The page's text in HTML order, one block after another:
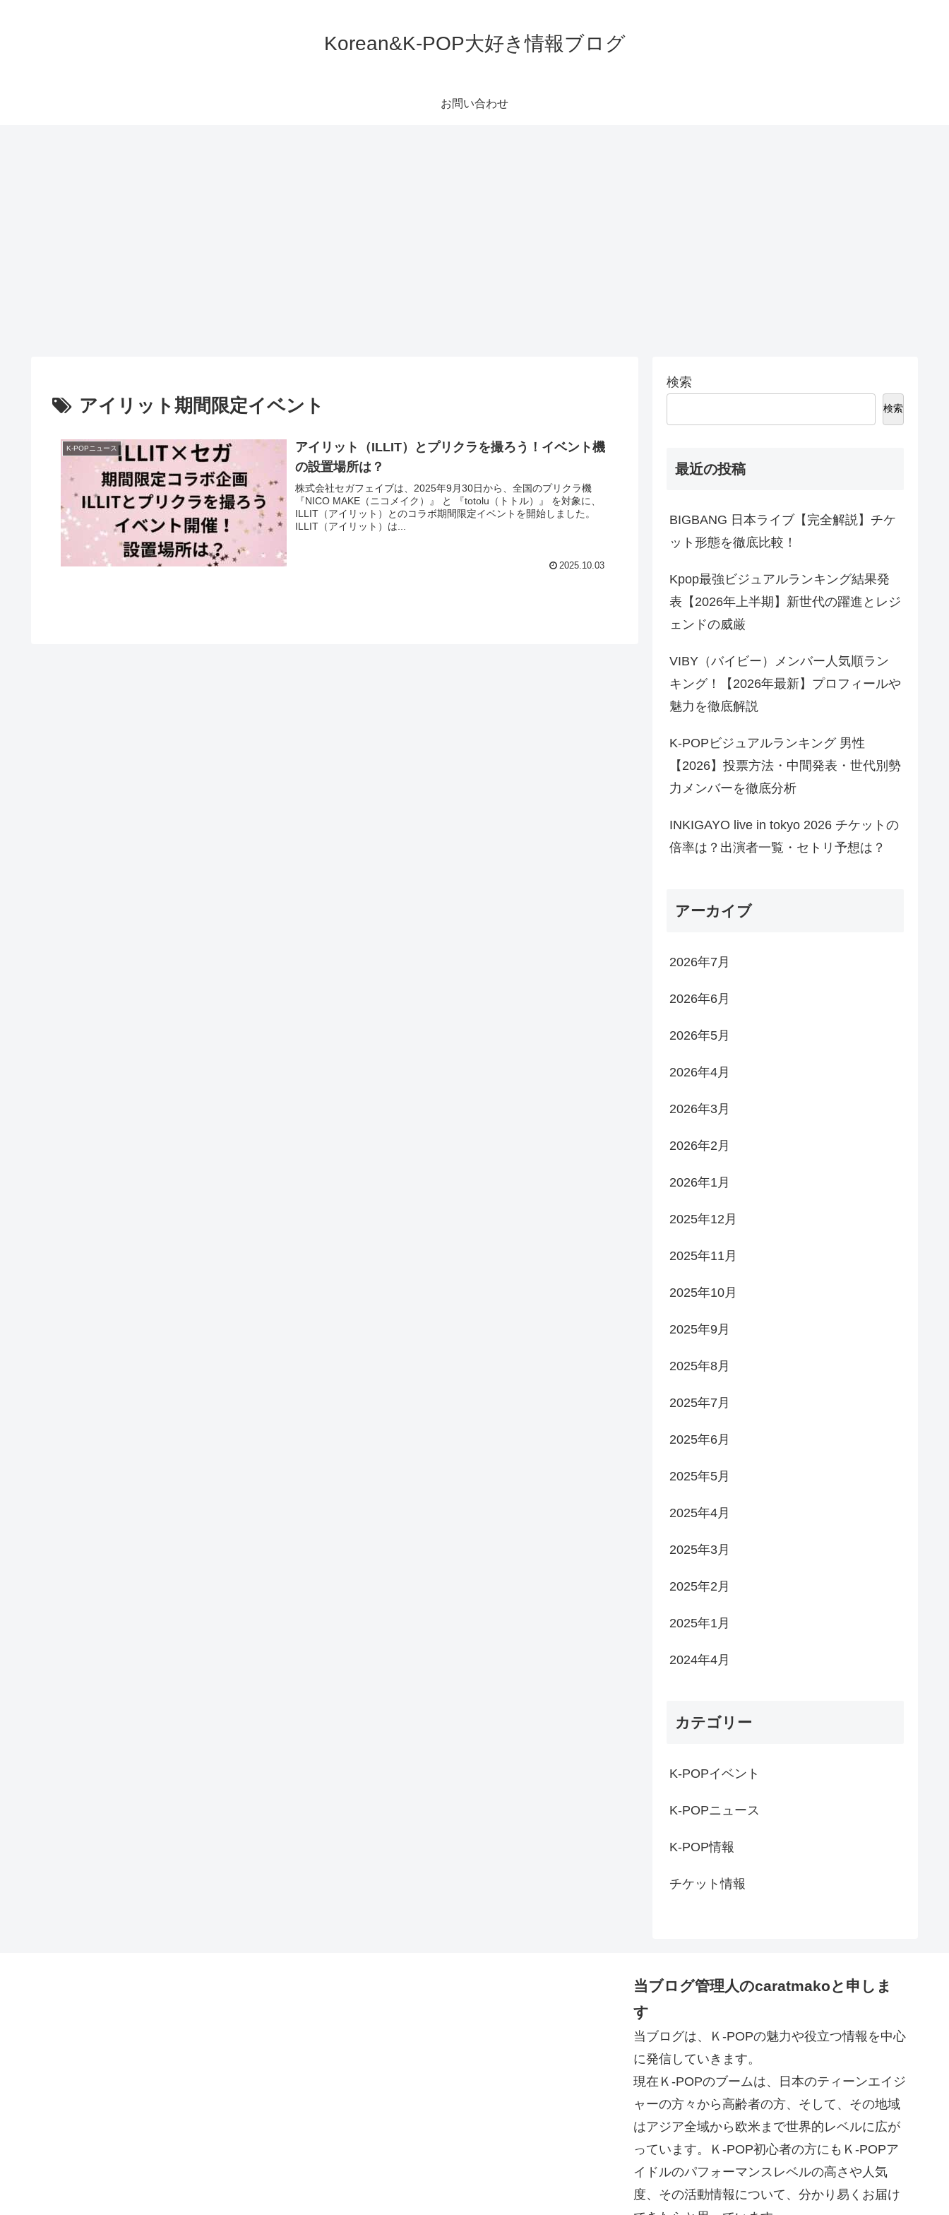
Korean&K-POP大好き情報ブログ
お問い合わせ
アイリット期間限定イベント
K-POPニュース
アイリット（ILLIT）とプリクラを撮ろう！イベント機
の設置場所は？
株式会社セガフェイブは、2025年9月30日から、全国のプリクラ機
『NICO MAKE（ニコメイク）』 と 『totolu（トトル）』 を対象に、
ILLIT（アイリット）とのコラボ期間限定イベントを開始しました。
ILLIT（アイリット）は...
2025.10.03
検索
検索
最近の投稿
BIGBANG 日本ライブ【完全解説】チケ
ット形態を徹底比較！
Kpop最強ビジュアルランキング結果発
表【2026年上半期】新世代の躍進とレジ
ェンドの威厳
VIBY（バイビー）メンバー人気順ラン
キング！【2026年最新】プロフィールや
魅力を徹底解説
K-POPビジュアルランキング 男性
【2026】投票方法・中間発表・世代別勢
力メンバーを徹底分析
INKIGAYO live in tokyo 2026 チケットの
倍率は？出演者一覧・セトリ予想は？
アーカイブ
2026年7月
2026年6月
2026年5月
2026年4月
2026年3月
2026年2月
2026年1月
2025年12月
2025年11月
2025年10月
2025年9月
2025年8月
2025年7月
2025年6月
2025年5月
2025年4月
2025年3月
2025年2月
2025年1月
2024年4月
カテゴリー
K-POPイベント
K-POPニュース
K-POP情報
チケット情報
当ブログ管理人のcaratmakoと申しま
す
当ブログは、Ｋ-POPの魅力や役立つ情報を中心
に発信していきます。
現在Ｋ-POPのブームは、日本のティーンエイジ
ャーの方々から高齢者の方、そして、その地域
はアジア全域から欧米まで世界的レベルに広が
っています。Ｋ-POP初心者の方にもＫ-POPア
イドルのパフォーマンスレベルの高さや人気
度、その活動情報について、分かり易くお届け